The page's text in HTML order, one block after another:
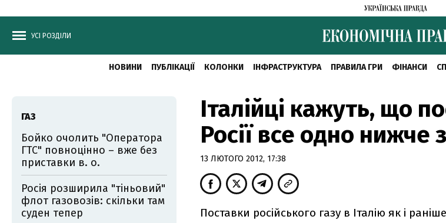
УСІ РОЗДІЛИ
НОВИНИ ПУБЛІКАЦІЇ КОЛОНКИ ІНФРАСТРУКТУРА ПРАВИЛА ГРИ ФІНАНСИ
Італійці кажуть, що
Росії все одно нижче
13 ЛЮТОГО 2012, 17:38
Поставки російського газу в Італію як і
ГАЗ
Бойко очолить "Оператора
ГТС" повноцінно – вже без
приставки в. о.
Росія розширила "тіньовий"
флот газовозів: скільки там
суден тепер